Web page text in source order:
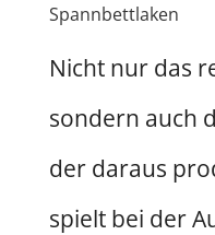
Spannbettlaken
Nicht nur das
sondern auch
der daraus
spielt bei der